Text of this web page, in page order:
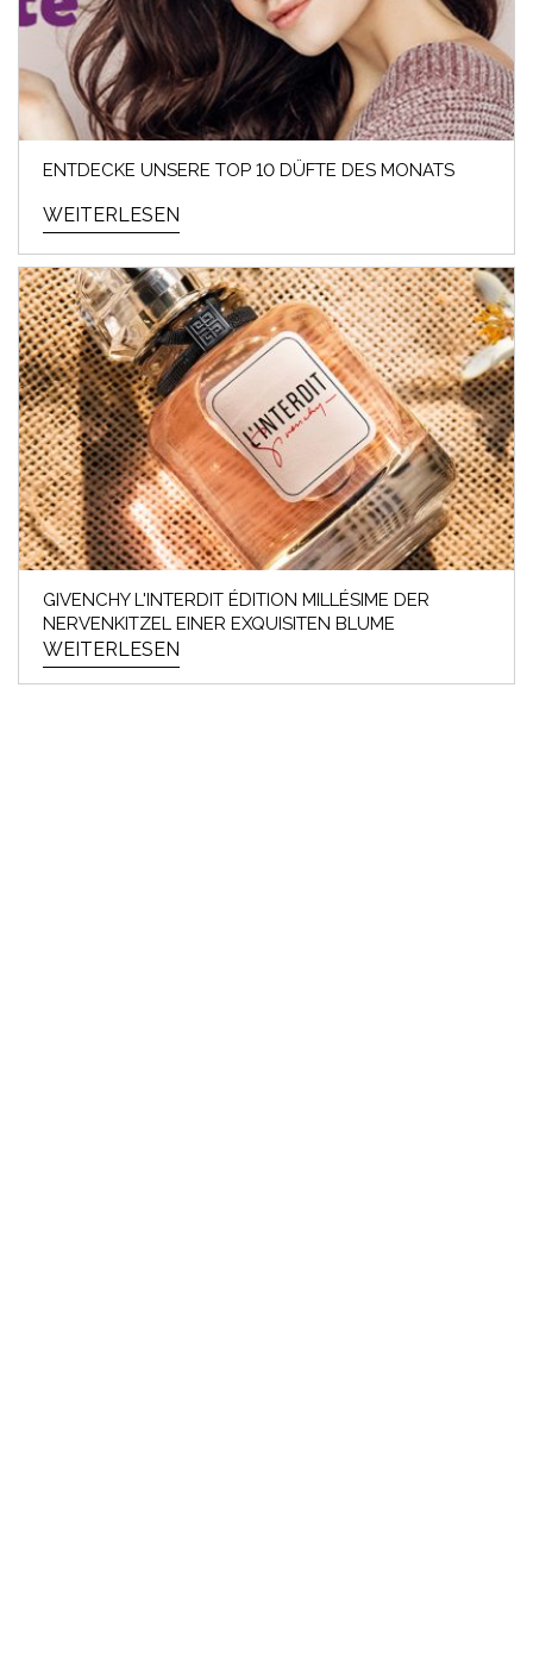
ENTDECKE UNSERE TOP 10 DÜFTE DES MONATS
WEITERLESEN
GIVENCHY L'INTERDIT ÉDITION MILLÉSIME DER
NERVENKITZEL EINER EXQUISITEN BLUME
WEITERLESEN